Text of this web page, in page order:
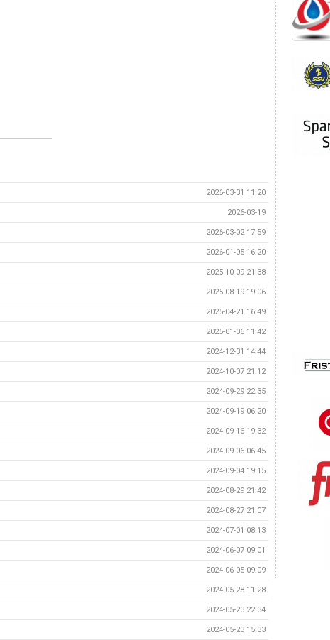
2026-03-31 11:20
2026-03-19
2026-03-02 17:59
2026-01-05 16:20
2025-10-09 21:38
2025-08-19 19:06
2025-04-21 16:49
2025-01-06 11:42
2024-12-31 14:44
2024-10-07 21:12
2024-09-29 22:35
2024-09-19 06:20
2024-09-16 19:32
2024-09-06 06:45
2024-09-04 19:15
2024-08-29 21:42
2024-08-27 21:07
2024-07-01 08:13
2024-06-07 09:01
2024-06-05 09:09
2024-05-28 11:28
2024-05-23 22:34
2024-05-23 15:33